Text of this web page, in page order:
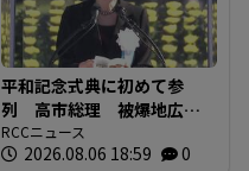
平和記念式典に初めて参
列 高市総理 被爆地広島
で何を語る 「非核三原
則」への言及は
RCCニュース
2026.08.06 18:59 0